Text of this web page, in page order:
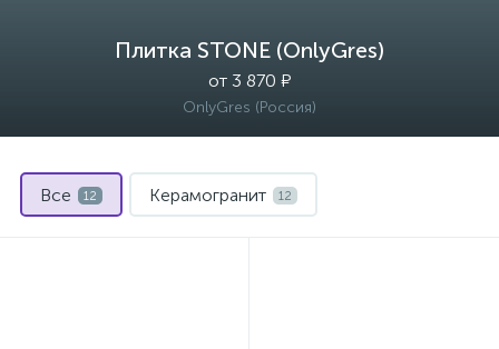
Плитка STONE (OnlyGres)
от 3 870 ₽
OnlyGres (Россия)
Все 12 Керамогранит 12